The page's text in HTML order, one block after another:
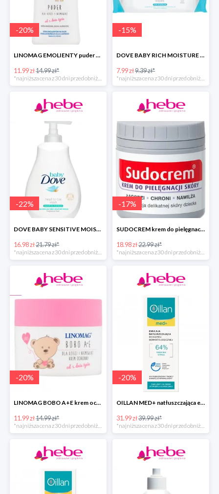
-20%
LINOMAG EMOLIENTY puder dla dzieci i niemowląt od 1. dnia życia -40%
11.99 zł14.99 zł*
*najniższa cena z 30 dni przed obniżką
-15%
DOVE BABY RICH MOISTURE chusteczki pielęgnacyjne -40%
7.99 zł9.39 zł*
*najniższa cena z 30 dni przed obniżką
-22%
DOVE BABY SENSITIVE MOISTURE emulsja do mycia ciała i włosów -40%
16.98 zł21.79 zł*
-17%
SUDOCREM krem do pielęgnacji delikatnej skóry dziecka
18.98 zł22.99 zł*
-20%
LINOMAG BOBO A+E krem ochronny dla dzieci i niemowląt od 1. dnia życia
11.99 zł14.99 zł*
*najniższa cena z 30 dni przed obniżką
-20%
OILLAN MED+ natłuszczająca emulsja do kąpieli
31.99 zł39.99 zł*
*najniższa cena z 30 dni przed obniżką